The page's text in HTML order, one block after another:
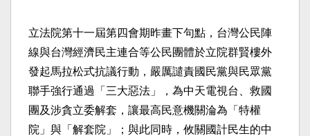
立法院第十一屆第四會期昨畫下句點，台灣公民陣
線與台灣經濟民主連合等公民團體於立院群賢樓外
發起馬拉松式抗議行動，嚴厲譴責國民黨與民眾黨
聯手強行通過「三大惡法」，為中天電視台、救國
團及涉貪立委解套，讓最高民意機關淪為「特權
院」與「解套院」；與此同時，攸關國計民生的中